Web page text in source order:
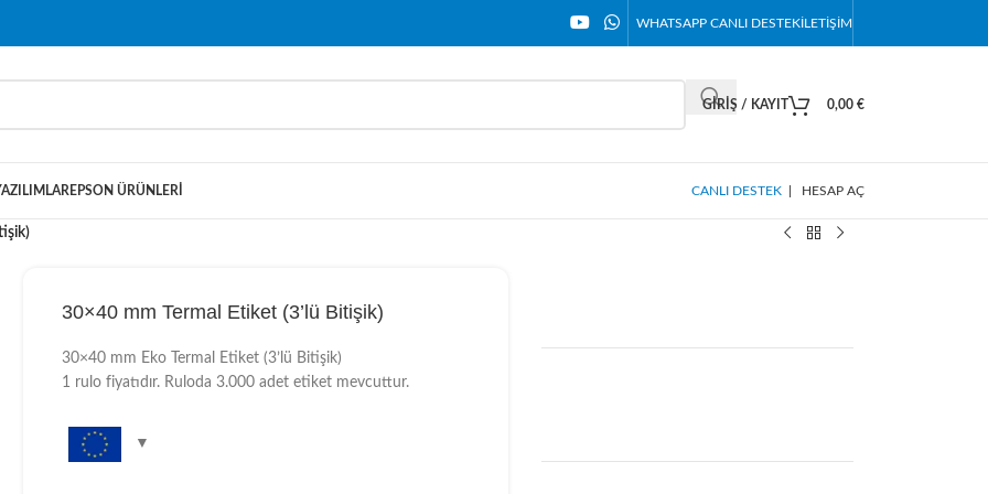
WHATSAPP CANLI DESTEKİLETIŞIM
GIRIŞ / KAYIT 0,00 €
EPSON ÜRÜNLERI CANLI DESTEK HESAP AÇ
30×40 mm Termal Etiket (3’lü Bitişik)
30×40 mm Eko Termal Etiket (3’lü Bitişik)
1 rulo fiyatıdır. Ruloda 3.000 adet etiket mevcuttur.